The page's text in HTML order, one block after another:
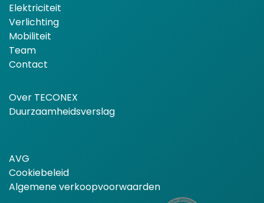
Elektriciteit
Verlichting
Mobiliteit
Team
Contact
Over TECONEX
Duurzaamheidsverslag
AVG
Cookiebeleid
Algemene verkoopvoorwaarden